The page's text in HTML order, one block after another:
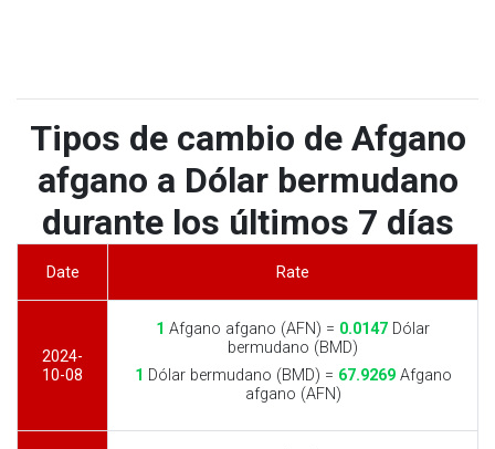
Tipos de cambio de Afgano
afgano a Dólar bermudano
durante los últimos 7 días
Date Rate
2024-
10-08
1 Afgano afgano (AFN) = 0.0147 Dólar
bermudano (BMD)
1 Dólar bermudano (BMD) = 67.9269Afgano
afgano (AFN)